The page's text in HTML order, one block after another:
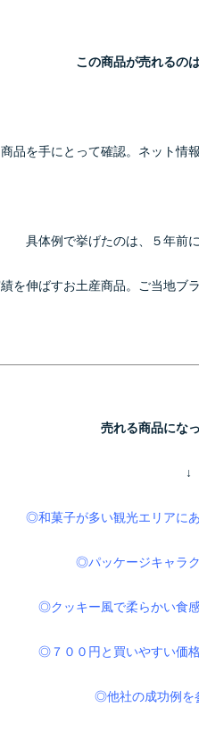
この商品が売れるの
品を手にとって確認。ネット情
具体例で挙げたのは、５年前
を伸ばすお土産商品。ご当地ブ
売れる商品にな
↓
◎和菓子が多い観光エリアに
◎パッケージキャラク
◎クッキー風で柔らかい食
◎７００円と買いやすい価
◎他社の成功例を